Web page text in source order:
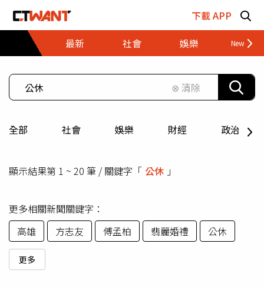
下載 APP
最新
社會 娛樂 財經
⊗ 清除
全部 社會 娛樂 財經 政治
顯示結果第 1 ~ 20 筆 / 關鍵字「 公休 」
更多相關新聞關鍵字：
高雄
方志友 傅孟柏 翡麗婚禮 公休
更多